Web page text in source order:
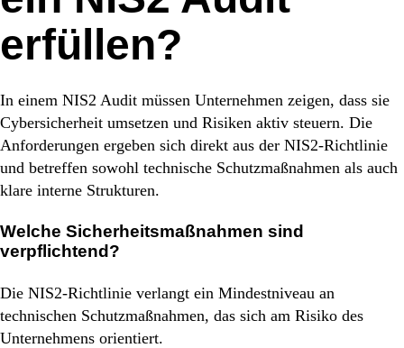
erfüllen?
In einem NIS2 Audit müssen Unternehmen zeigen, dass sie
Cybersicherheit umsetzen und Risiken aktiv steuern. Die
Anforderungen ergeben sich direkt aus der NIS2-Richtlinie
und betreffen sowohl technische Schutzmaßnahmen als auch
klare interne Strukturen.
Welche Sicherheitsmaßnahmen sind
verpflichtend?
Die NIS2-Richtlinie verlangt ein Mindestniveau an
technischen Schutzmaßnahmen, das sich am Risiko des
Unternehmens orientiert.